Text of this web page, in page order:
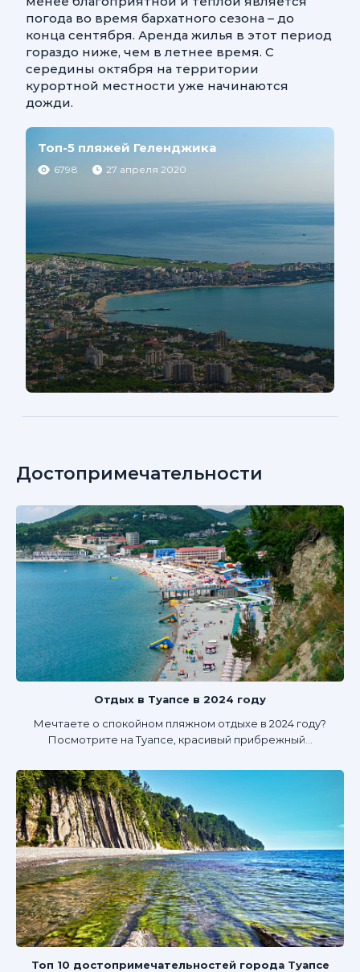
погода во время бархатного сезона – до
конца сентября. Аренда жилья в этот период
гораздо ниже, чем в летнее время. С
середины октября на территории
курортной местности уже начинаются
дожди.
Топ-5 пляжей Геленджика
6798 27 апреля 2020
Достопримечательности
Отдых в Туапсе в 2024 году
Мечтаете о спокойном пляжном отдыхе в 2024 году?
Посмотрите на Туапсе, красивый прибрежный...
Топ 10 достопримечательностей города Туапсе